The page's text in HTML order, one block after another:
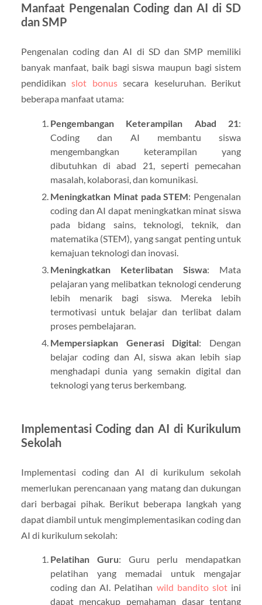
Manfaat Pengenalan Coding dan AI di SD
dan SMP
Pengenalan coding dan AI di SD dan SMP memiliki
banyak manfaat, baik bagi siswa maupun bagi sistem
pendidikanslot bonussecara keseluruhan. Berikut
beberapa manfaat utama:
Pengembangan Keterampilan Abad 21:
Coding dan AI membantu siswa
mengembangkan keterampilan yang
dibutuhkan di abad 21, seperti pemecahan
masalah, kolaborasi, dan komunikasi.
Meningkatkan Minat pada STEM: Pengenalan
coding dan AI dapat meningkatkan minat siswa
pada bidang sains, teknologi, teknik, dan
matematika (STEM), yang sangat penting untuk
kemajuan teknologi dan inovasi.
Meningkatkan Keterlibatan Siswa: Mata
pelajaran yang melibatkan teknologi cenderung
lebih menarik bagi siswa. Mereka lebih
termotivasi untuk belajar dan terlibat dalam
proses pembelajaran.
Mempersiapkan Generasi Digital: Dengan
belajar coding dan AI, siswa akan lebih siap
menghadapi dunia yang semakin digital dan
teknologi yang terus berkembang.
Implementasi Coding dan AI di Kurikulum
Sekolah
Implementasi coding dan AI di kurikulum sekolah
memerlukan perencanaan yang matang dan dukungan
dari berbagai pihak. Berikut beberapa langkah yang
dapat diambil untuk mengimplementasikan coding dan
AI di kurikulum sekolah:
Pelatihan Guru: Guru perlu mendapatkan
pelatihan yang memadai untuk mengajar
coding dan AI. Pelatihan wild bandito slot ini
dapat mencakup pemahaman dasar tentang